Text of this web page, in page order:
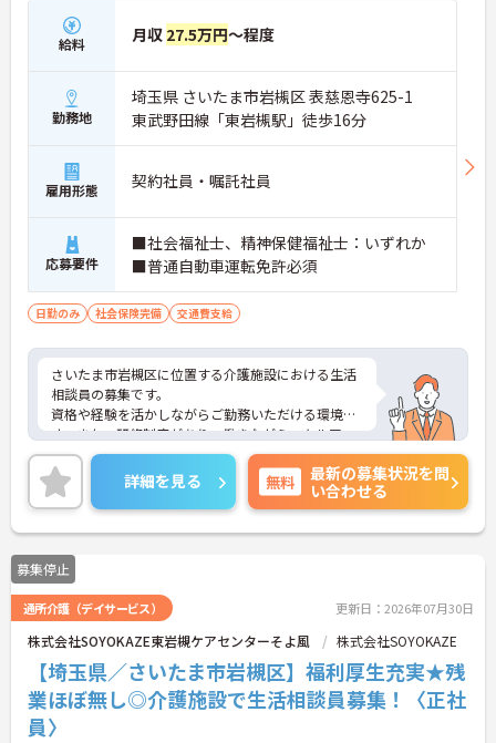
給料 月収 27.5万円～程度
勤務地
埼玉県 さいたま市岩槻区 表慈恩寺625-1
東武野田線「東岩槻駅」徒歩16分
雇用形態 契約社員・嘱託社員
応募要件
■社会福祉士、精神保健福祉士：いずれか
■普通自動車運転免許必須
日勤のみ 社会保険完備 交通費支給
さいたま市岩槻区に位置する介護施設における生活
相談員の募集です。
資格や経験を活かしながらご勤務いただける環境で
す。また、研修制度があり、働きながらスキルアッ
プが目指せる環境です。
ご興味のある方には、面接対策ポイントなど、さら
に詳細をご案内しますのでお気軽にご相談くださ
い！
詳細を見る 無料
最新の募集状況を問
い合わせる
募集停止
通所介護（デイサービス） 更新日：2026年07月30日
株式会社SOYOKAZE東岩槻ケアセンターそよ風 株式会社SOYOKAZE
【埼玉県／さいたま市岩槻区】福利厚生充実★残
業ほぼ無し◎介護施設で生活相談員募集！〈正社
員〉